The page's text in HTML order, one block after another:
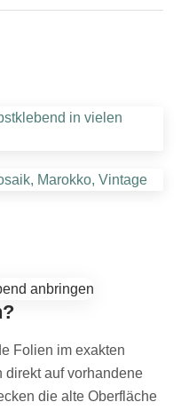
Folien im exakten
direkt auf vorhandene
die alte Oberfläche